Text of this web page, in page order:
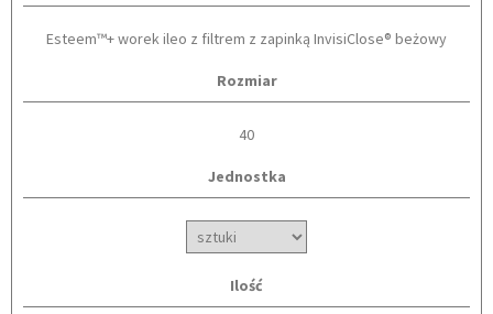
Esteem™+ worek ileo z filtrem z zapinką InvisiClose® beżowy
Rozmiar
40
Jednostka
Ilość